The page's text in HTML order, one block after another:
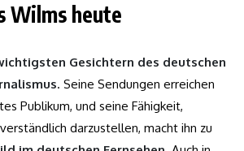
Wilms heute
Gesichtern des deutschen
. Seine Sendungen erreichen
Publikum, und seine Fähigkeit,
darzustellen, macht ihn zu